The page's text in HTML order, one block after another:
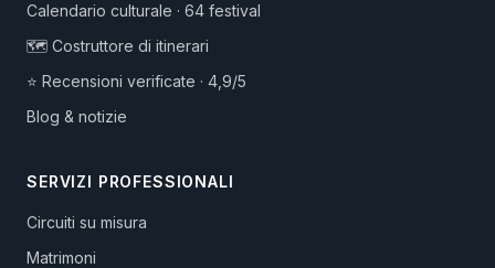
Calendario culturale · 64 festival
🗺️ Costruttore di itinerari
⭐ Recensioni verificate · 4,9/5
Blog & notizie
SERVIZI PROFESSIONALI
Circuiti su misura
Matrimoni